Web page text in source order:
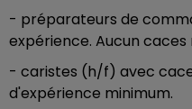
- préparateurs de
expérience. Aucun caces
- caristes (h/f) avec
d'expérience minimum.